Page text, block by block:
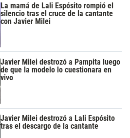
La mamá de Lali Espósito rompió el
silencio tras el cruce de la cantante
con Javier Milei
Javier Milei destrozó a Pampita luego
de que la modelo lo cuestionara en
vivo
Javier Milei destrozó a Lali Espósito
tras el descargo de la cantante